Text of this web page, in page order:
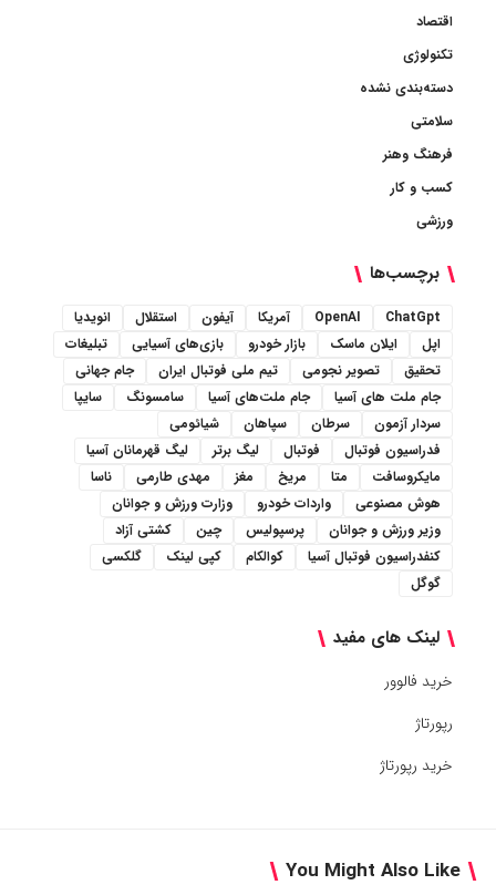
اقتصاد
تکنولوژی
دسته‌بندی نشده
سلامتی
فرهنگ وهنر
کسب و کار
ورزشی
برچسب‌ها
ChatGpt
OpenAI آمریکا آیفون استقلال
انویدیا
اپل
ایلان ماسک بازار خودرو بازی‌های آسیایی
تبلیغات
تحقیق
تصویر نجومی تیم ملی فوتبال ایران
جام جهانی
جام ملت های آسیا
جام ملت‌های آسیا سامسونگ
سایپا
سردار آزمون
سرطان سپاهان
شیائومی
فدراسیون فوتبال
فوتبال لیگ برتر
لیگ قهرمانان آسیا
مایکروسافت
متا مریخ مغز مهدی طارمی
ناسا
هوش مصنوعی
واردات خودرو
وزارت ورزش و جوانان
وزیر ورزش و جوانان
پرسپولیس چین
کشتی آزاد
کنفدراسیون فوتبال آسیا
کوالکام کپی لینک
گلکسی
گوگل
لینک های مفید
خرید فالوور
رپورتاژ
خرید رپورتاژ
You Might Also Like